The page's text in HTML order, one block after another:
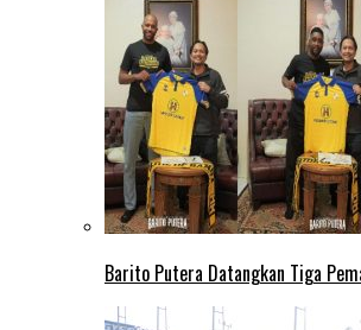
Barito Putera Datangkan Tiga